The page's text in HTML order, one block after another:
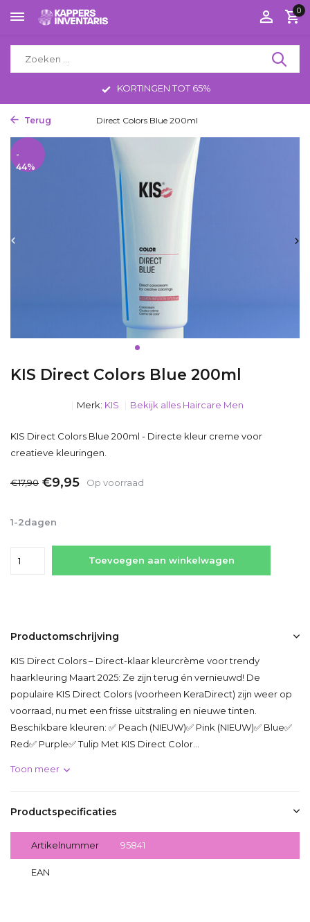
0
KORTINGEN TOT 65%
Terug Direct Colors Blue 200ml
KIS Direct Colors Blue 200ml
-
44%
Merk: KIS Bekijk alles Haircare Men
KIS Direct Colors Blue 200ml - Directe kleur creme voor
creatieve kleuringen.
€17,90 €9,95 Op voorraad
1-2dagen
Toevoegen aan winkelwagen
Productomschrijving
KIS Direct Colors – Direct-klaar kleurcrème voor trendy
haarkleuring Maart 2025: Ze zijn terug én vernieuwd! De
populaire KIS Direct Colors (voorheen KeraDirect) zijn weer op
voorraad, nu met een frisse uitstraling en nieuwe tinten.
Beschikbare kleuren: ✅ Peach (NIEUW)✅ Pink (NIEUW)✅ Blue✅
Red✅ Purple✅ Tulip Met KIS Direct Color...
Toon meer
Productspecificaties
Artikelnummer 95841
EAN